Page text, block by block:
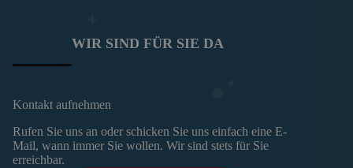
WIR SIND FÜR SIE DA
Kontakt aufnehmen
Rufen Sie uns an oder schicken Sie uns einfach eine E-
Mail, wann immer Sie wollen. Wir sind stets für Sie
erreichbar.